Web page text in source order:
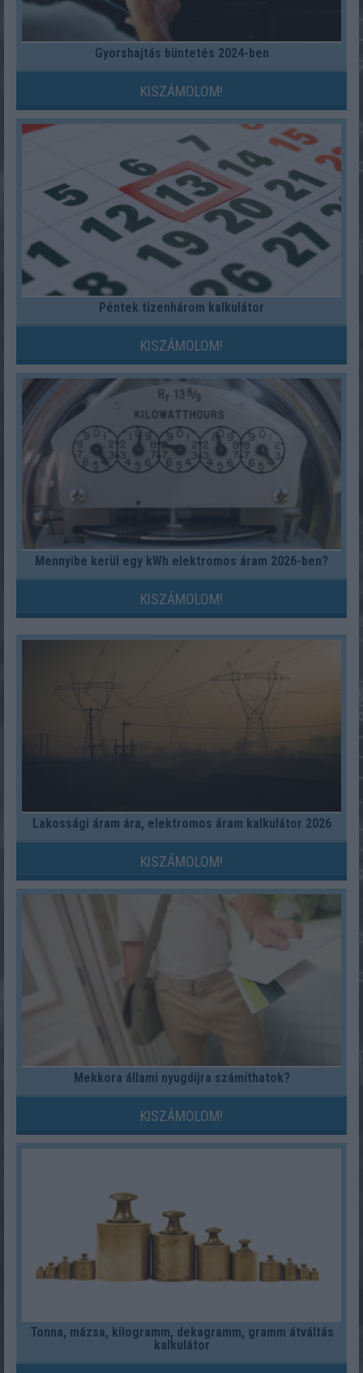
Gyorshajtás büntetés 2024-ben
KISZÁMOLOM!
Péntek tizenhárom kalkulátor
KISZÁMOLOM!
Mennyibe kerül egy kWh elektromos áram 2026-ben?
KISZÁMOLOM!
Lakossági áram ára, elektromos áram kalkulátor 2026
KISZÁMOLOM!
Mekkora állami nyugdíjra számíthatok?
KISZÁMOLOM!
Tonna, mázsa, kilogramm, dekagramm, gramm átváltás
kalkulátor